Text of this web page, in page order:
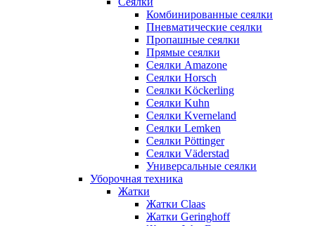
Комбинированные сеялки
Пневматические сеялки
Пропашные сеялки
Прямые сеялки
Сеялки Amazone
Сеялки Horsch
Сеялки Köckerling
Сеялки Kuhn
Сеялки Kverneland
Сеялки Lemken
Сеялки Pöttinger
Сеялки Väderstad
Универсальные сеялки
Уборочная техника
Жатки
Жатки Claas
Жатки Geringhoff